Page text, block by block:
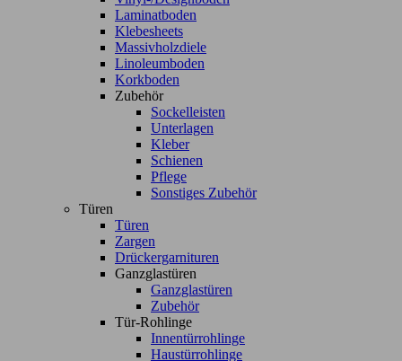
Laminatboden
Klebesheets
Massivholzdiele
Linoleumboden
Korkboden
Zubehör
Sockelleisten
Unterlagen
Kleber
Schienen
Pflege
Sonstiges Zubehör
Türen
Türen
Zargen
Drückergarnituren
Ganzglastüren
Ganzglastüren
Zubehör
Tür-Rohlinge
Innentürrohlinge
Haustürrohlinge